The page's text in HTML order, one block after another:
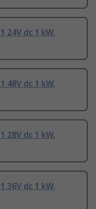
24V dc 1 kW,
48V dc 1 kW,
28V dc 1 kW,
36V dc 1 kW,